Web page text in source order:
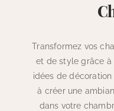
Transformez vos
et de style grâce à
idées de décoration
à créer une
dans votre